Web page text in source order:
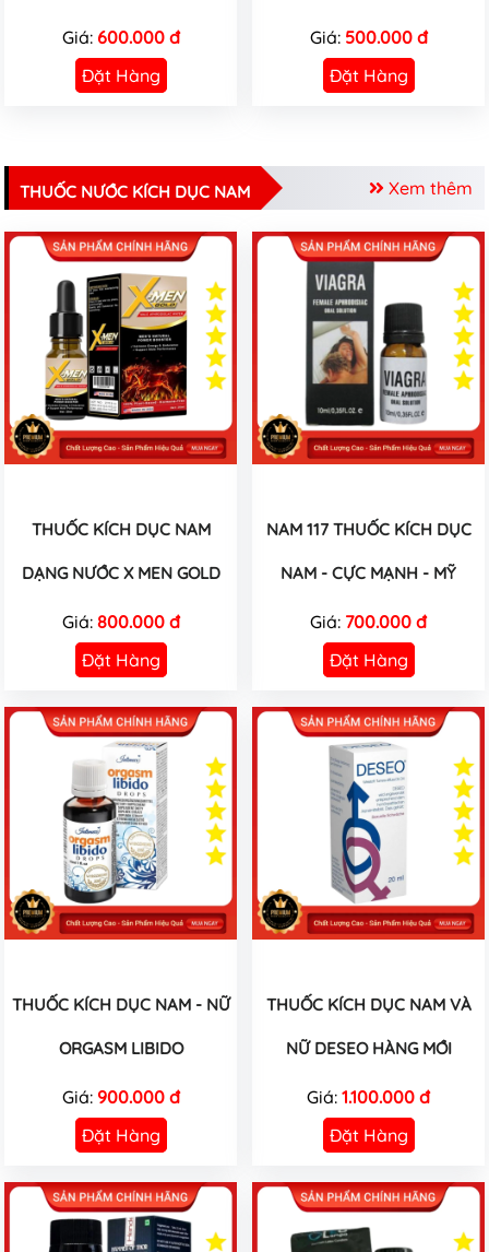
Giá: 600.000 đ
Đặt Hàng
Giá: 500.000 đ
Đặt Hàng
Xem thêm
THUỐC NƯỚC KÍCH DỤC NAM
THUỐC KÍCH DỤC NAM
DẠNG NƯỚC X MEN GOLD
Giá: 800.000 đ
Đặt Hàng
NAM 117 THUỐC KÍCH DỤC
NAM - CỰC MẠNH - MỸ
Giá: 700.000 đ
Đặt Hàng
THUỐC KÍCH DỤC NAM - NỮ
ORGASM LIBIDO
Giá: 900.000 đ
Đặt Hàng
THUỐC KÍCH DỤC NAM VÀ
NỮ DESEO HÀNG MỚI
Giá: 1.100.000 đ
Đặt Hàng